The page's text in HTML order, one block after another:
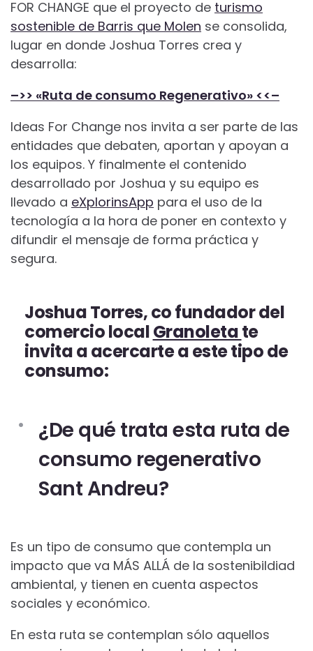
FOR CHANGE que el proyecto de turismo
sostenible de Barris que Molen se consolida,
lugar en donde Joshua Torres crea y
desarrolla:
–>> «Ruta de consumo Regenerativo» <<–
Ideas For Change nos invita a ser parte de las
entidades que debaten, aportan y apoyan a
los equipos. Y finalmente el contenido
desarrollado por Joshua y su equipo es
llevado a eXplorinsApp para el uso de la
tecnología a la hora de poner en contexto y
difundir el mensaje de forma práctica y
segura.
Joshua Torres, co fundador del
comercio localGranoletate
invita a acercarte a este tipo de
consumo:
¿De qué trata esta ruta de
consumo regenerativo
Sant Andreu?
Es un tipo de consumo que contempla un
impacto que va MÁS ALLÁ de la sostenibildiad
ambiental, y tienen en cuenta aspectos
sociales y económico.
En esta ruta se contemplan sólo aquellos